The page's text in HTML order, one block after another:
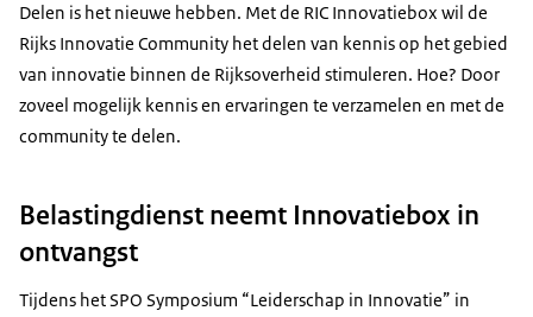
Delen is het nieuwe hebben. Met de RIC Innovatiebox wil de
Rijks Innovatie Community het delen van kennis op het gebied
van innovatie binnen de Rijksoverheid stimuleren. Hoe? Door
zoveel mogelijk kennis en ervaringen te verzamelen en met de
community te delen.
Belastingdienst neemt Innovatiebox in
ontvangst
Tijdens het SPO Symposium “Leiderschap in Innovatie” in